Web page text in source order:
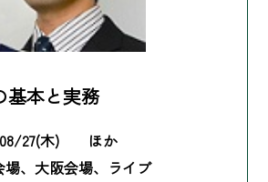
基本と実務
08/27(木) ほか
場、大阪会場、ライブ